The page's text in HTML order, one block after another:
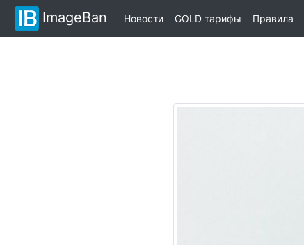
ImageBan Новости GOLD тарифы Правила